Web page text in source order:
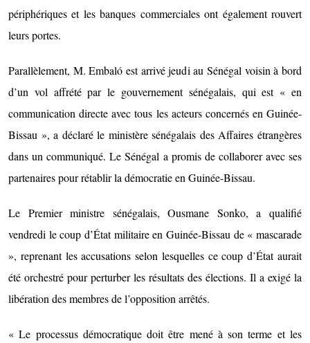
périphériques et les banques commerciales ont également rouvert
leurs portes.
Parallèlement, M. Embaló est arrivé jeudi au Sénégal voisin à bord
d’un vol affrété par le gouvernement sénégalais, qui est « en
communication directe avec tous les acteurs concernés en Guinée-
Bissau », a déclaré le ministère sénégalais des Affaires étrangères
dans un communiqué. Le Sénégal a promis de collaborer avec ses
partenaires pour rétablir la démocratie en Guinée-Bissau.
Le Premier ministre sénégalais, Ousmane Sonko, a qualifié
vendredi le coup d’État militaire en Guinée-Bissau de « mascarade
», reprenant les accusations selon lesquelles ce coup d’État aurait
été orchestré pour perturber les résultats des élections. Il a exigé la
libération des membres de l’opposition arrêtés.
« Le processus démocratique doit être mené à son terme et les